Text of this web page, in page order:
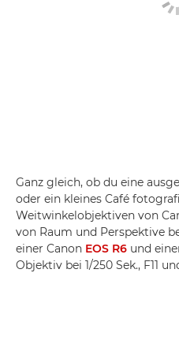
Ganz gleich, ob du eine
oder ein kleines Café
Weitwinkelobjektiven von
von Raum und Perspektive
einer Canon EOS R6 und
Objektiv bei 1/250 Sek., F11